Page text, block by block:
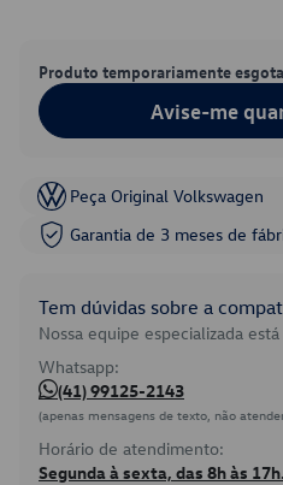
Produto temporariamente
Avise-me
Peça Original Volkswagen
Garantia de 3 meses de
Tem dúvidas sobre a
Nossa equipe especializada
Whatsapp:
(41) 99125-2143
(apenas mensagens de texto, não
Horário de atendimento:
Segunda à sexta, das 8h às 17h.